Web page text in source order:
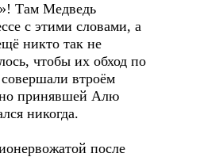
Там Медведь
с этими словами, а
никто так не
чтобы их обход по
втроём
принявшей Алю
никогда.
после